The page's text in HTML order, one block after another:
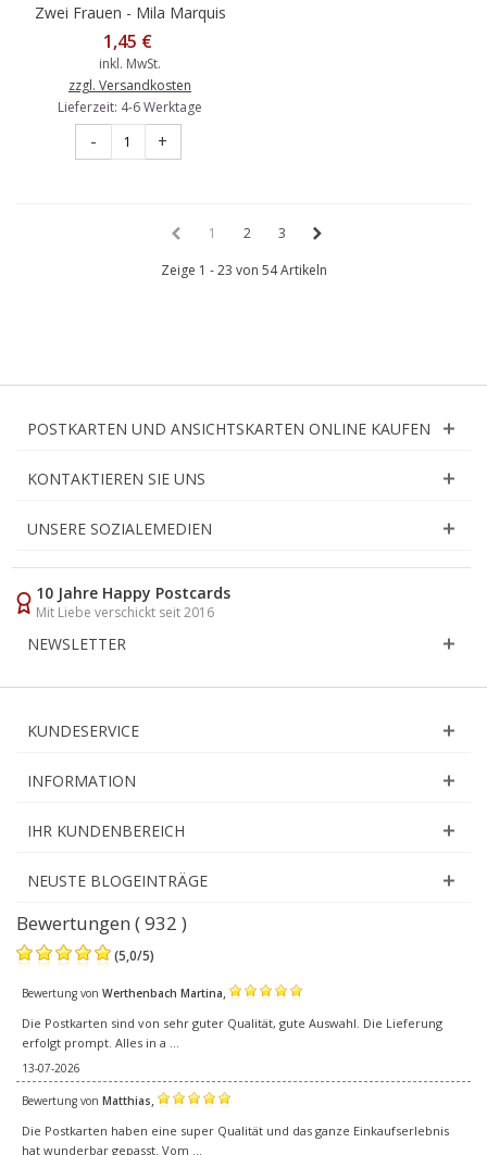
Zwei Frauen - Mila Marquis
Postkarte
1,45 €
inkl. MwSt.
zzgl. Versandkosten
Lieferzeit: 4-6 Werktage
- +
1 2
3
Zeige 1 - 23 von 54 Artikeln
POSTKARTEN UND ANSICHTSKARTEN ONLINE KAUFEN
KONTAKTIEREN SIE UNS
UNSERE SOZIALEMEDIEN
10 Jahre Happy Postcards
Mit Liebe verschickt seit 2016
NEWSLETTER
KUNDESERVICE
INFORMATION
IHR KUNDENBEREICH
NEUSTE BLOGEINTRÄGE
Bewertungen ( 932 )
(5,0/5)
Bewertung von Werthenbach Martina,
Die Postkarten sind von sehr guter Qualität, gute Auswahl. Die Lieferung
erfolgt prompt. Alles in a ...
13-07-2026
Bewertung von Matthias,
Die Postkarten haben eine super Qualität und das ganze Einkaufserlebnis
hat wunderbar gepasst. Vom ...